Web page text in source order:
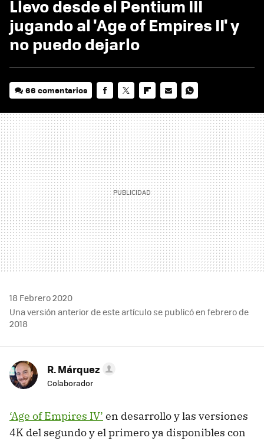
Llevo desde el Pentium III
jugando al 'Age of Empires II' y
no puedo dejarlo
66 comentarios
MAIL
18 Febrero 2020
Una versión anterior de este artículo se publicó en febrero de
2018
R. Márquez
Colaborador
‘Age of Empires IV’ en desarrollo y las versiones
4K del segundo y el primero ya disponibles con